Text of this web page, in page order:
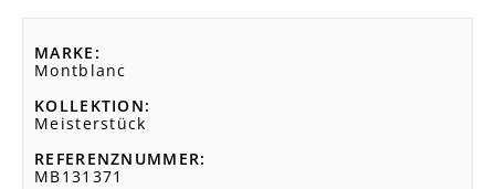
MARKE
Montblanc
KOLLEKTION
Meisterstück
REFERENZNUMMER
MB131371